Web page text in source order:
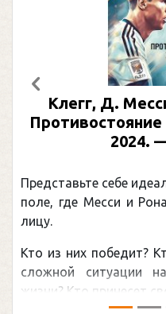
Клегг, Д.
2024.
Представьте себе
поле, где Месси и
лицу.
Кто из них победит?
сложной ситуации
жизни? Кто принесет
Предыдущий